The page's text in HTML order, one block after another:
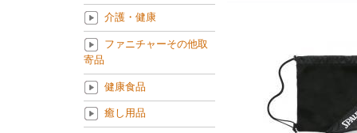
介護・健康
ファニチャーその他取
寄品
健康食品
癒し用品